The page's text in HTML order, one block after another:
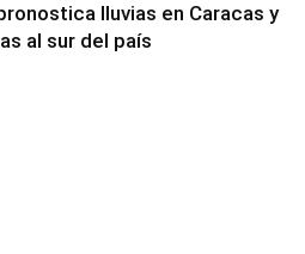
lluvias en Caracas y
al sur del país